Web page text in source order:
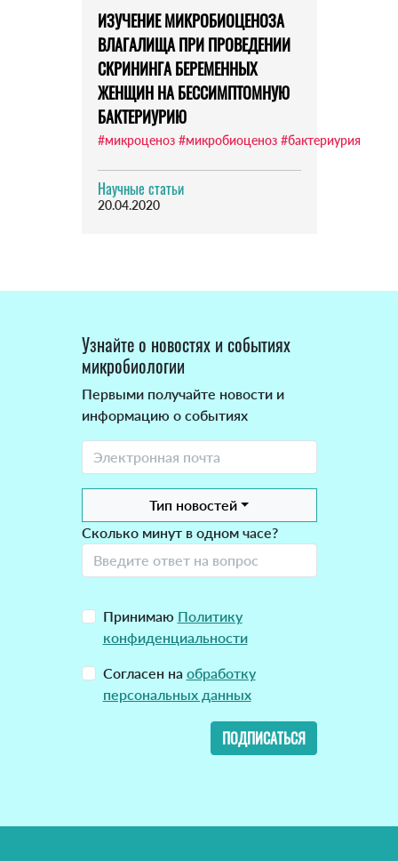
ИЗУЧЕНИЕ МИКРОБИОЦЕНОЗА
ВЛАГАЛИЩА ПРИ ПРОВЕДЕНИИ
СКРИНИНГА БЕРЕМЕННЫХ
ЖЕНЩИН НА БЕССИМПТОМНУЮ
БАКТЕРИУРИЮ
#микроценоз #микробиоценоз #бактериурия
Научные статьи
20.04.2020
Узнайте о новостях и событиях
микробиологии
Первыми получайте новости и
информацию о событиях
Тип новостей
Сколько минут в одном часе?
Принимаю Политику
конфиденциальности
Согласен на обработку
персональных данных
ПОДПИСАТЬСЯ